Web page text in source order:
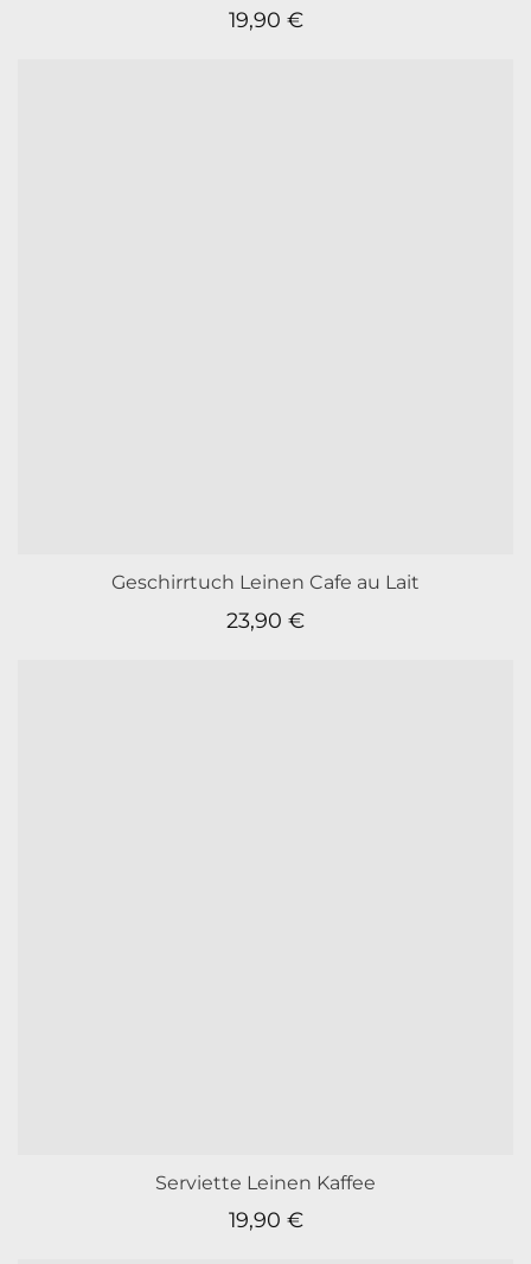
19,90 €
Geschirrtuch Leinen Cafe au Lait
23,90 €
Serviette Leinen Kaffee
19,90 €